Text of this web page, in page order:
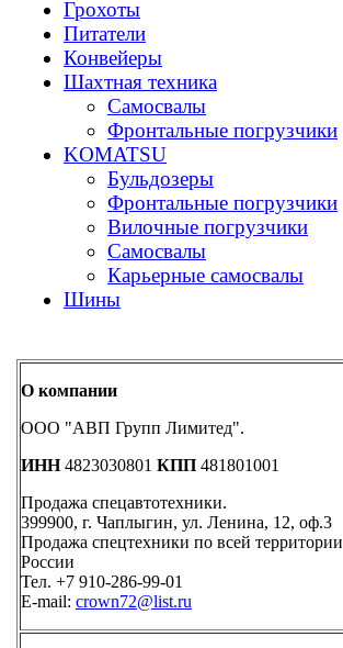
Грохоты
Питатели
Конвейеры
Шахтная техника
Самосвалы
Фронтальные погрузчики
KOMATSU
Бульдозеры
Фронтальные погрузчики
Вилочные погрузчики
Самосвалы
Карьерные самосвалы
Шины
О компании
ООО "АВП Групп Лимитед".
ИНН4823030801 КПП 481801001
Продажа спецавтотехники.
399900, г. Чаплыгин, ул. Ленина, 12, оф.3
Продажа спецтехники по всей территории
России
Тел. +7 910-286-99-01
E-mail: crown72@list.ru